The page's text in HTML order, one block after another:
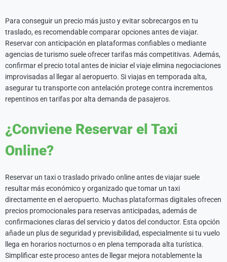
Para conseguir un precio más justo y evitar sobrecargos en tu
traslado, es recomendable comparar opciones antes de viajar.
Reservar con anticipación en plataformas confiables o mediante
agencias de turismo suele ofrecer tarifas más competitivas. Además,
confirmar el precio total antes de iniciar el viaje elimina negociaciones
improvisadas al llegar al aeropuerto. Si viajas en temporada alta,
asegurar tu transporte con antelación protege contra incrementos
repentinos en tarifas por alta demanda de pasajeros.
¿Conviene Reservar el Taxi
Online?
Reservar un taxi o traslado privado online antes de viajar suele
resultar más económico y organizado que tomar un taxi
directamente en el aeropuerto. Muchas plataformas digitales ofrecen
precios promocionales para reservas anticipadas, además de
confirmaciones claras del servicio y datos del conductor. Esta opción
añade un plus de seguridad y previsibilidad, especialmente si tu vuelo
llega en horarios nocturnos o en plena temporada alta turística.
Simplificar este proceso antes de llegar mejora notablemente la